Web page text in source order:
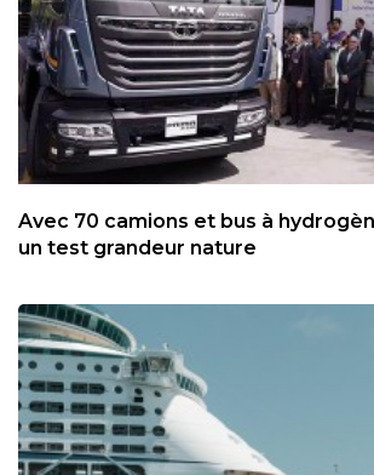
Avec 70 camions et bus à
un test grandeur nature